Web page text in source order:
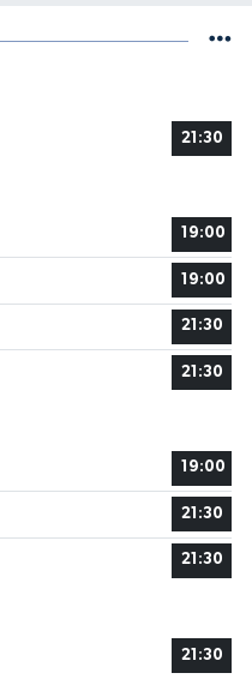
21:30
19:00
19:00
21:30
21:30
19:00
21:30
21:30
21:30